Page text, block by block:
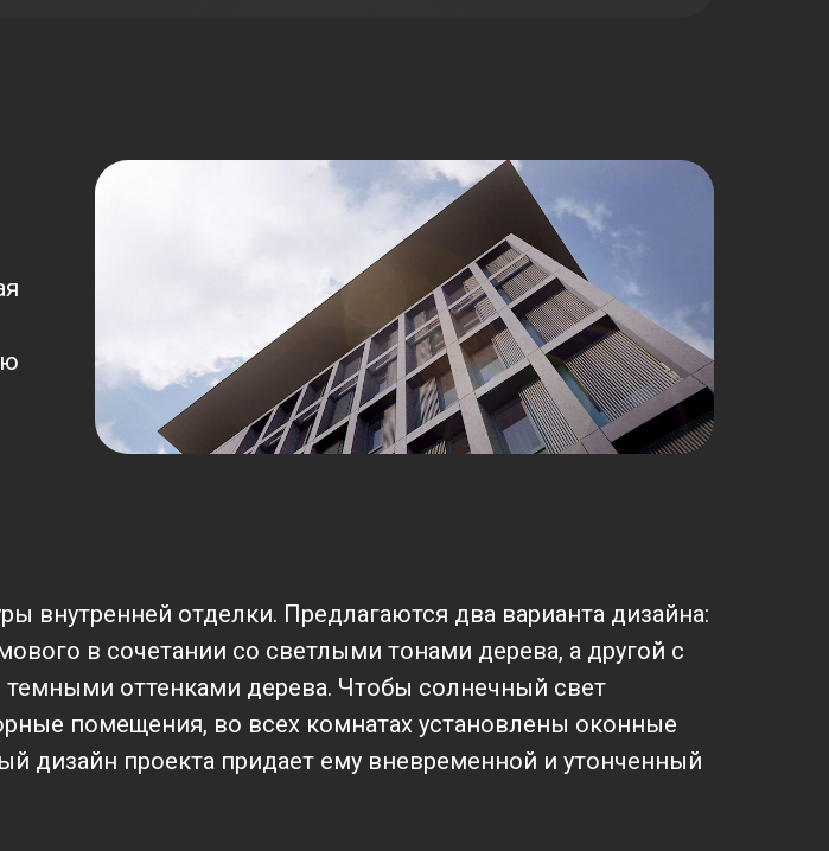
внутренней отделки. Предлагаются два варианта дизайна:
в сочетании со светлыми тонами дерева, а другой с
оттенками дерева. Чтобы солнечный свет
помещения, во всех комнатах установлены оконные
дизайн проекта придает ему вневременной и утонченный